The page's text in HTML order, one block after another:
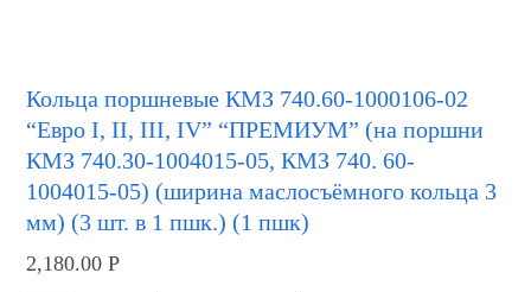
Кольца поршневые КМЗ 740.60-1000106-02
“Евро I, II, III, IV” “ПРЕМИУМ” (на поршни
КМЗ 740.30-1004015-05, КМЗ 740. 60-
1004015-05) (ширина маслосъёмного кольца 3
мм) (3 шт. в 1 пшк.) (1 пшк)
2,180.00Р